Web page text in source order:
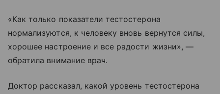
«Как только показатели тестостерона
нормализуются, к человеку вновь вернутся силы,
хорошее настроение и все радости жизни», —
обратила внимание врач.
Доктор рассказал, какой уровень тестостерона